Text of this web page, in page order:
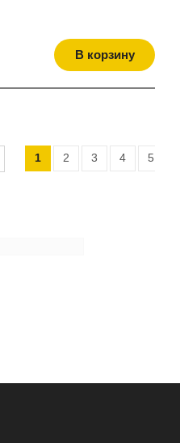
В корзину
1 2 3 4 5